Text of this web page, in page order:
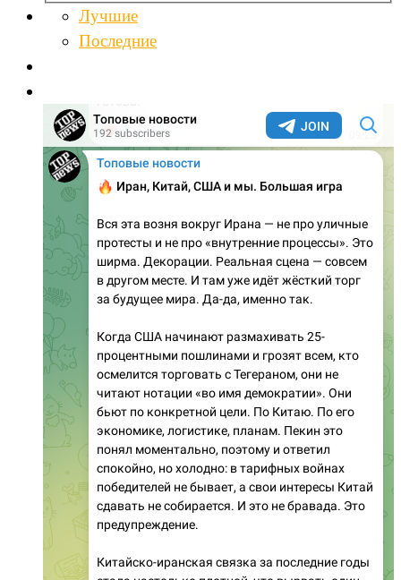
Лучшие
Последние